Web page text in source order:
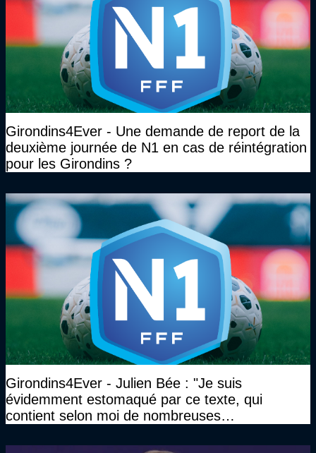
Girondins4Ever - Une demande de report de la
deuxième journée de N1 en cas de réintégration
pour les Girondins ?
Girondins4Ever - Julien Bée : "Je suis
évidemment estomaqué par ce texte, qui
contient selon moi de nombreuses
plan juridique"